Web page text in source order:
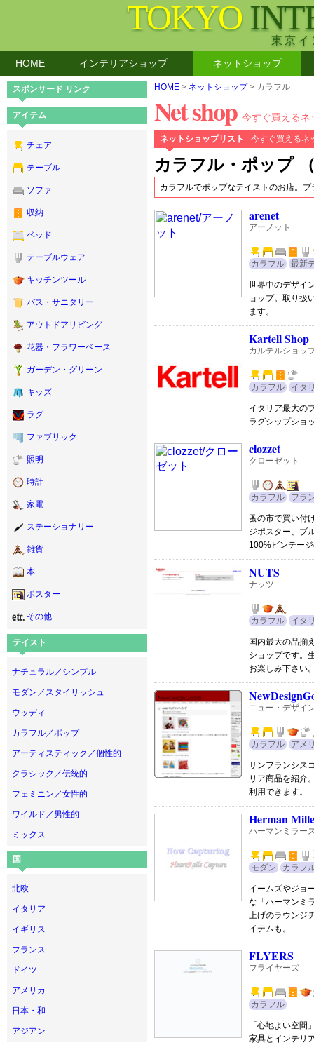
TOKYO
東京イ
HOME インテリアショップ ネットショップ
スポンサード リンク
アイテム
チェア
テーブル
ソファ
収納
ベッド
テーブルウェア
キッチンツール
バス・サニタリー
アウトドアリビング
花器・フラワーベース
ガーデン・グリーン
キッズ
ラグ
ファブリック
照明
時計
家電
ステーショナリー
雑貨
本
ポスター
その他
テイスト
ナチュラル／シンプル
モダン／スタイリッシュ
ウッディ
カラフル／ポップ
アーティスティック／個性的
クラシック／伝統的
フェミニン／女性的
ワイルド／男性的
ミックス
国
北欧
イタリア
イギリス
フランス
ドイツ
アメリカ
日本・和
アジアン
HOME > ネットショップ> カラフル
Net shop 今すぐ買えるネ
ネットショップリスト 今すぐ買えるネ
カラフル・ポップ
カラフルでポップなテイストのお店。
arenet
アーノット
カラフル 最新
世界中のデザイ
ョップ。取り扱
ます。
Kartell Shop
カルテルショッ
カラフル イタ
イタリア最大の
ラグシップショ
clozzet
クローゼット
カラフル フラ
蚤の市で買い付
ジポスター、ブ
100%ビンテー
NUTS
ナッツ
カラフル イタ
国内最大の品揃
ショップです。
お楽しみ下さい
ニュー・デザイ
カラフル アメ
サンフランシス
リア商品を紹介
利用できます。
Herman
ハーマンミラー
モダン カラフ
イームズやジョ
な「ハーマンミ
上げのラウンジ
イテムも。
FLYERS
フライヤーズ
カラフル
「心地よい空
家具とインテリ